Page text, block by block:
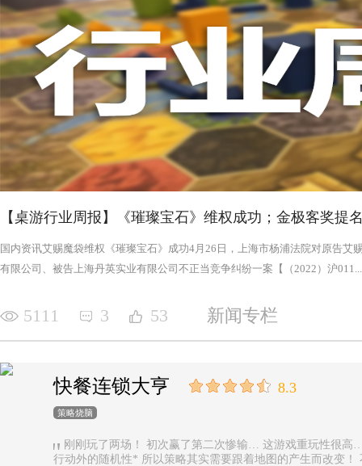
【桌游行业周报】《璀璨宝石》维权成功；金极客奖提
国内资讯艾赐魔袋维权《璀璨宝石》成功4月26日，上海市杨浦法院对原告艾
有限公司、被告上海丹英实业有限公司不正当竞争纠纷一案【（2022）沪011...
5111 3 53 新闻专栏
快餐连锁大亨 8.3
策略烧脑
刚刚玩了两场！ 初次赢了第二次惨输… 这游戏重玩性很高… 主要是唯一的随机性是地图… 除了玩家
行动外的随机性* 所以策略其实需要跟着地图的产生而改变！ 不能一直使用一样的科技书！ 然后记得m